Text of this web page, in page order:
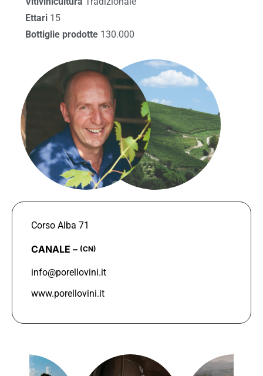
Ettari 15
Bottiglie prodotte 130.000
Corso Alba 71
CANALE – (CN)
info@porellovini.it
www.porellovini.it